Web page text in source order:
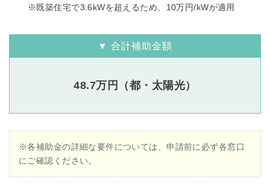
※既築住宅で3.6kWを超えるため、10万円/kWが適用
▼ 合計補助金額
48.7万円（都・太陽光）
※各補助金の詳細な要件については、申請前に必ず各窓口
にご確認ください。